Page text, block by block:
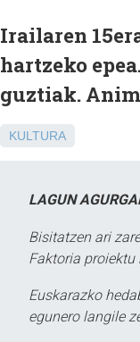
Irailaren
hartzeko
guztiak.
KULTURA
LAGUN
Bisitatzen ari
Faktoria proiektu
Euskarazko
egunero langile